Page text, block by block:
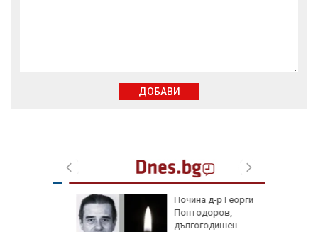
Почина д-р Георги
Поптодоров,
дългогодишен
ДОБАВИ